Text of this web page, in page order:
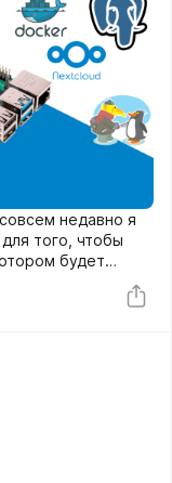
недавно я
того, чтобы
будет
и не только. Мне